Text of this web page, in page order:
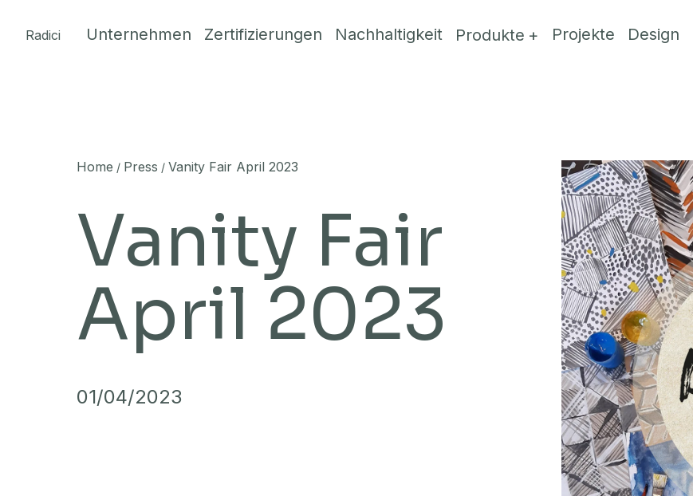
Radici
Unternehmen Zertifizierungen Nachhaltigkeit Produkte Projekte Design
Home / Press / Vanity Fair April 2023
Vanity Fair
April 2023
01/04/2023